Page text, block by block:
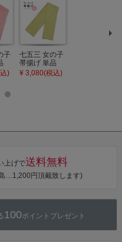
子
日
児
着
)
七五三 女の子
帯揚げ 単品
「若葉色」日
本製 7歳 女児
¥ 3,080(税込)
上げで送料無料
…1,200円頂戴致します)
100ポイントプレゼント